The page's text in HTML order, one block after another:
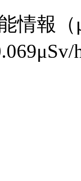
情報